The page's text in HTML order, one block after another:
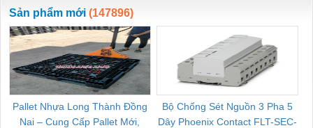
Sản phẩm mới (147896)
Pallet Nhựa Long Thành Đồng
Nai – Cung Cấp Pallet Mới,
Bộ Chống Sét Nguồn 3 Pha 5
Dây Phoenix Contact FLT-SEC-